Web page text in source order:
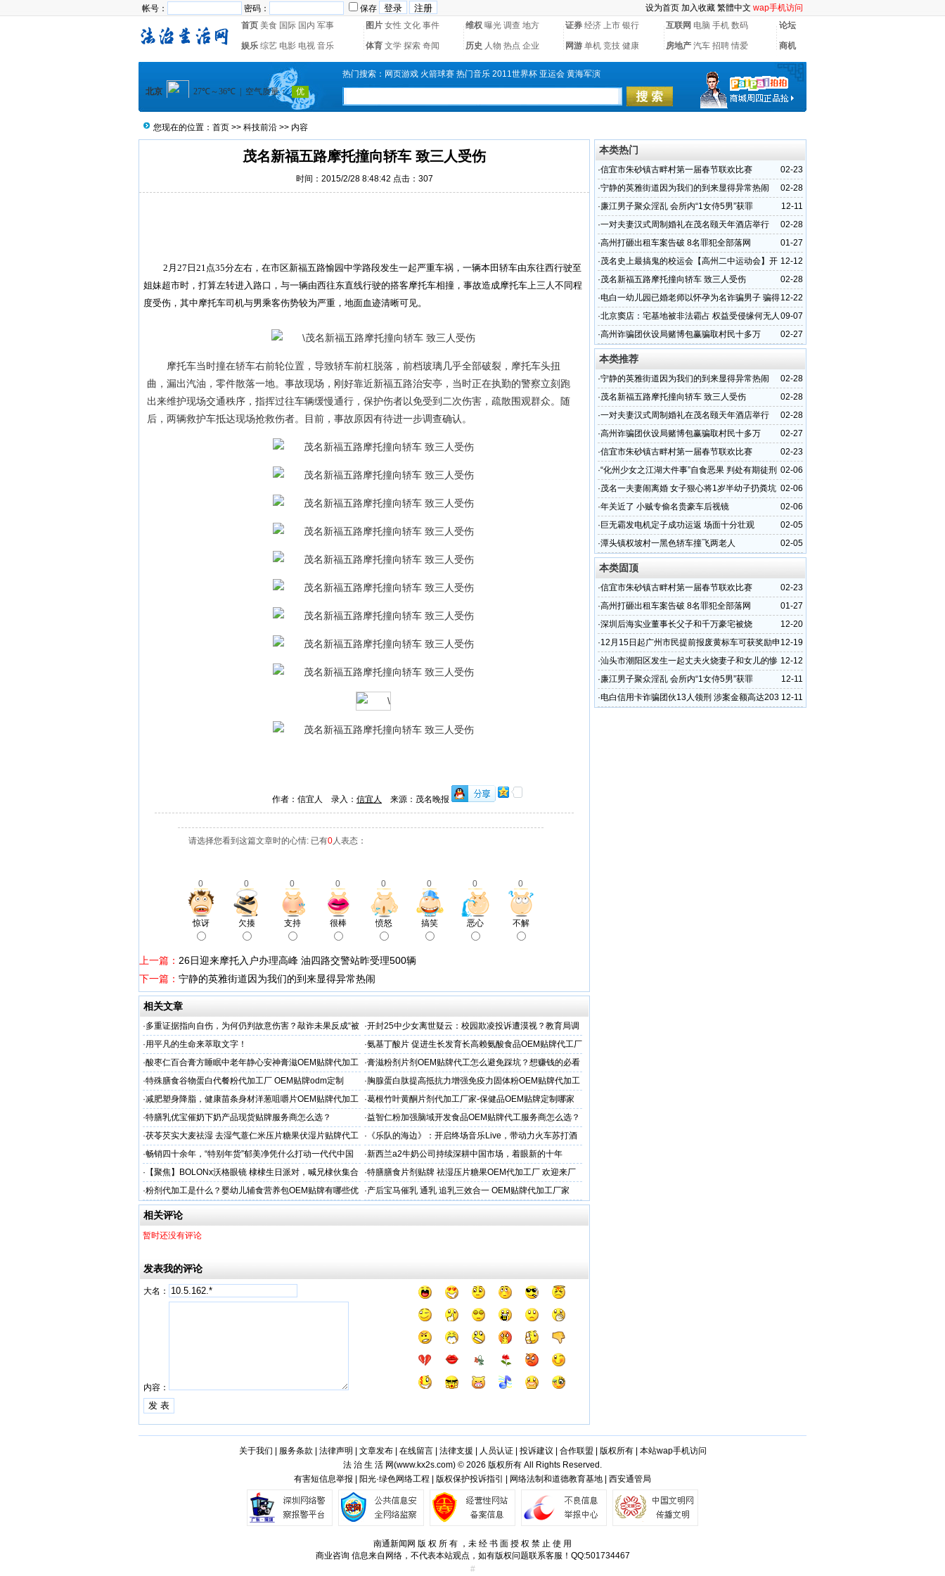
帐号： 密码： 保存 设为首页 加入收藏 繁體中文 wap手机访问
首页 美食 国际 国内 军事 图片 女性 文化 事件 维权 曝光 调查 地方 证券 经济 上市 银行 互联网 电脑 手机 数码 论坛
娱乐 综艺 电影 电视 音乐 体育 文学 探索 奇闻 历史 人物 热点 企业 网游 单机 竞技 健康 房地产 汽车 招聘 情爱 商机
热门搜索： 网页游戏 火箭球赛 热门音乐 2011世界杯 亚运会 黄海军演
您现在的位置： 首页 >> 科技前沿 >> 内容
茂名新福五路摩托撞向轿车 致三人受伤
时间：2015/2/28 8:48:42 点击： 307
2月27日21点35分左右，在市区新福五路愉园中学路段发生一起严重车祸，一辆本田轿车由东往西行驶至
姐妹超市时，打算左转进入路口，与一辆由西往东直线行驶的搭客摩托车相撞，事故造成摩托车上三人不同程
度受伤，其中摩托车司机与男乘客伤势较为严重，地面血迹清晰可见。
摩托车当时撞在轿车右前轮位置，导致轿车前杠脱落，前档玻璃几乎全部破裂，摩托车头扭
曲，漏出汽油，零件散落一地。事故现场，刚好靠近新福五路治安亭，当时正在执勤的警察立刻跑
出来维护现场交通秩序，指挥过往车辆缓慢通行，保护伤者以免受到二次伤害，疏散围观群众。随
后，两辆救护车抵达现场抢救伤者。目前，事故原因有待进一步调查确认。
作者：信宜人 录入： 信宜人 来源：茂名晚报
请选择您看到这篇文章时的心情: 已有0人表态：
0 0 0 0 0 0 0 0
惊讶 欠揍 支持 很棒 愤怒 搞笑 恶心 不解
上一篇： 26日迎来摩托入户办理高峰 油四路交警站昨受理500辆
下一篇： 宁静的英雅街道因为我们的到来显得异常热闹
相关文章
·多重证据指向自伤，为何仍判故意伤害？敲诈未果反成“被
害人”
·开封25中少女离世疑云：校园欺凌投诉遭漠视？教育局调
查引家属强烈质疑
·用平凡的生命来萃取文字！ ·氨基丁酸片 促进生长发育长高赖氨酸食品OEM贴牌代工厂
家
·酸枣仁百合膏方睡眠中老年静心安神膏滋OEM贴牌代加工
厂
·膏滋粉剂片剂OEM贴牌代工怎么避免踩坑？想赚钱的必看
·特殊膳食谷物蛋白代餐粉代加工厂 OEM贴牌odm定制 · 胸腺蛋白肽提高抵抗力增强免疫力固体粉OEM贴牌代加工
服务商
·减肥塑身降脂，健康苗条身材洋葱咀嚼片OEM贴牌代加工
服务商
·葛根竹叶黄酮片剂代加工厂家-保健品OEM贴牌定制哪家
专业
·特膳乳优宝催奶下奶产品现货贴牌服务商怎么选？ ·益智仁粉加强脑域开发食品OEM贴牌代工服务商怎么选？
·茯苓芡实大麦祛湿 去湿气薏仁米压片糖果伏湿片贴牌代工 · 《乐队的海边》：开启终场音乐Live，带动力火车苏打酒
穿越丛林
·畅销四十余年，“特别年货”郁美净凭什么打动一代代中国
妈妈？
·新西兰a2牛奶公司持续深耕中国市场，着眼新的十年
· 【聚焦】BOLONx沃格眼镜 棣棣生日派对，喊兄棣伙集合
啦！
·特膳膳食片剂贴牌 祛湿压片糖果OEM代加工厂 欢迎来厂
考察
·粉剂代加工是什么？婴幼儿辅食营养包OEM贴牌有哪些优
势？
·产后宝马催乳 通乳 追乳三效合一 OEM贴牌代加工厂家
相关评论
暂时还没有评论
发表我的评论
大名：
内容：
本类热门
02-23
·信宜市朱砂镇古畔村第一届春节联欢比赛
02-28
·宁静的英雅街道因为我们的到来显得异常热闹
12-11
·廉江男子聚众淫乱 会所内“1女侍5男”获罪
02-28
·一对夫妻汉式周制婚礼在茂名颐天年酒店举行
01-27
·高州打砸出租车案告破 8名罪犯全部落网
12-12
·茂名史上最搞鬼的校运会【高州二中运动会】开
幕式
02-28
·茂名新福五路摩托撞向轿车 致三人受伤
12-22
·电白一幼儿园已婚老师以怀孕为名诈骗男子 骗得
几万元
09-07
·北京窦店：宅基地被非法霸占 权益受侵缘何无人
问津
02-27
·高州诈骗团伙设局赌博包赢骗取村民十多万
本类推荐
02-28
·宁静的英雅街道因为我们的到来显得异常热闹
02-28
·茂名新福五路摩托撞向轿车 致三人受伤
02-28
·一对夫妻汉式周制婚礼在茂名颐天年酒店举行
02-27
·高州诈骗团伙设局赌博包赢骗取村民十多万
02-23
·信宜市朱砂镇古畔村第一届春节联欢比赛
02-06
·“化州少女之江湖大件事”自食恶果 判处有期徒刑
一年
02-06
·茂名一夫妻闹离婚 女子狠心将1岁半幼子扔粪坑
淹死
02-06
·年关近了 小贼专偷名贵豪车后视镜
02-05
· 巨无霸发电机定子成功运返 场面十分壮观
02-05
·潭头镇权坡村一黑色轿车撞飞两老人
本类固顶
02-23
·信宜市朱砂镇古畔村第一届春节联欢比赛
01-27
·高州打砸出租车案告破 8名罪犯全部落网
12-20
·深圳后海实业董事长父子和千万豪宅被烧
12-19
·12月15日起广州市民提前报废黄标车可获奖励申
请
12-12
·汕头市潮阳区发生一起丈夫火烧妻子和女儿的惨
剧
12-11
·廉江男子聚众淫乱 会所内“1女侍5男”获罪
12-11
·电白信用卡诈骗团伙13人领刑 涉案金额高达203
关于我们 服务条款 法律声明 文章发布| 在线留言| 法律支援 人员认证| 投诉建议 合作联盟 版权所有| 本站wap手机访问
法 治 生 活 网(www.kx2s.com) © 2026 版权所有 All Rights Reserved.
有害短信息举报 | 阳光·绿色网络工程 | 版权保护投诉指引 | 网络法制和道德教育基地 | 西安通管局
南通新闻网 版 权 所 有 ，未 经 书 面 授 权 禁 止 使 用
商业咨询 信息来自网络，不代表本站观点，如有版权问题联系客服！QQ:501734467
#